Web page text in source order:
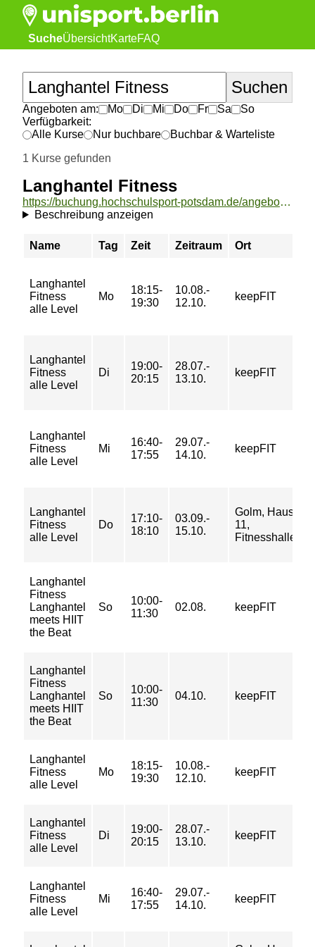
SucheÜbersichtKarteFAQ
Angeboten am: Mo Di Mi Do Fr Sa
So
Verfügbarkeit:
Alle Kurse
Nur buchbare
Buchbar & Warteliste
1 Kurse gefunden
Langhantel Fitness
https://buchung.hochschulsport-potsdam.de/angebote/aktueller_zeitraum/_Langhantel_Fitness.html
Beschreibung anzeigen
Name Tag Zeit Zeitraum Ort
Langhantel
Fitness
alle Level
Mo
18:15-
19:30
10.08.-
12.10.
keepFIT
Langhantel
Fitness
alle Level
Di
19:00-
20:15
28.07.-
13.10.
keepFIT
Langhantel
Fitness
alle Level
Mi
16:40-
17:55
29.07.-
14.10.
keepFIT
Langhantel
Fitness
alle Level
Do
17:10-
18:10
03.09.-
15.10.
Golm, Haus
11,
Fitnesshalle
Langhantel
Fitness
Langhantel
meets HIIT
the Beat
So
10:00-
11:30
02.08. keepFIT
Langhantel
Fitness
Langhantel
meets HIIT
the Beat
So
10:00-
11:30
04.10. keepFIT
Langhantel
Fitness
alle Level
Mo
18:15-
19:30
10.08.-
12.10.
keepFIT
Langhantel
Fitness
alle Level
Di
19:00-
20:15
28.07.-
13.10.
keepFIT
Langhantel
Fitness
alle Level
Mi
16:40-
17:55
29.07.-
14.10.
keepFIT